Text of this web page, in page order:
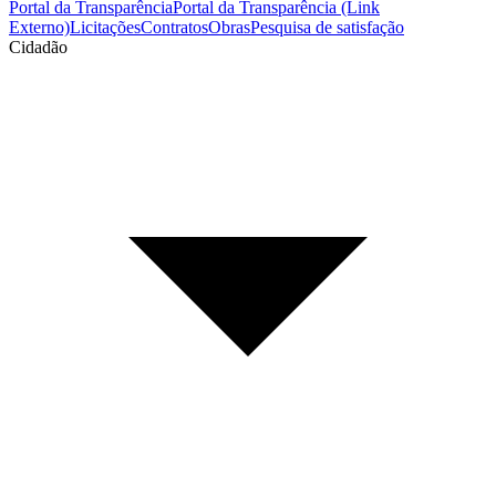
Portal da TransparênciaPortal da Transparência (Link
Externo)LicitaçõesContratosObrasPesquisa de satisfação
Cidadão